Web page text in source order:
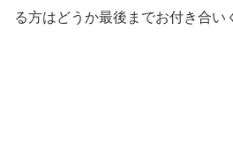
る方はどうか最後までお付き合い